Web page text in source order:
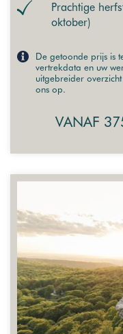
Prachtige
oktober)
De getoonde prijs is
vertrekdata en uw
uitgebreider
ons op.
VANAF